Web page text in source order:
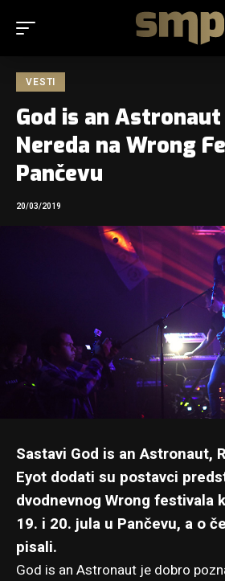
VESTI
God is an
Nereda na Wrong
Pančevu
20/03/2019
Sastavi God is an Astronaut,
Eyot dodati su postavci
dvodnevnog Wrong festivala
19. i 20. jula u Pančevu, a o
pisali.
God is an Astronaut je dobro